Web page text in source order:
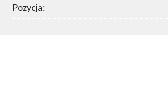
Pozycja: